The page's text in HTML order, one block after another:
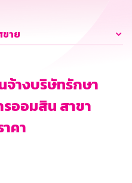
าย
จ้างบริษัทรักษา
ออมสิน สาขา
คา